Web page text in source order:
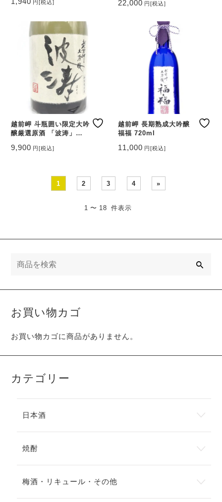
円 [税込] 22,000 円[税込]
越前岬 斗瓶囲い限定大吟
醸厳選原酒 「波涛」
9,900 円[税込]
越前岬 長期熟成大吟醸
福福 720ml
11,000 円[税込]
1 2 3 4 »
1 〜 18 件表示
お買い物カゴ
お買い物カゴに商品がありません。
カテゴリー
日本酒
焼酎
梅酒・リキュール・その他